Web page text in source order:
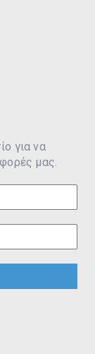
για να
μας.